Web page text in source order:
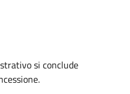
si conclude